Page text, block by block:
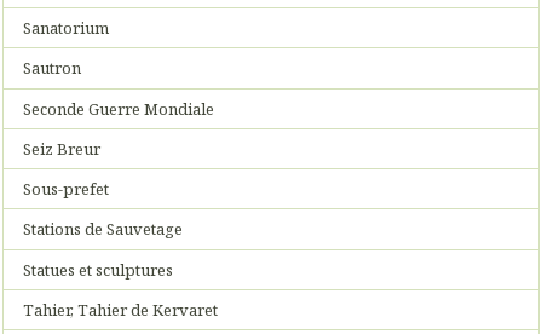
Sanatorium
Sautron
Seconde Guerre Mondiale
Seiz Breur
Sous-prefet
Stations de Sauvetage
Statues et sculptures
Tahier, Tahier de Kervaret